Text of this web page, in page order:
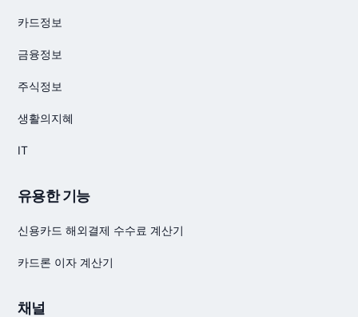
카드정보
금융정보
주식정보
생활의지혜
IT
유용한 기능
신용카드 해외결제 수수료 계산기
카드론 이자 계산기
채널